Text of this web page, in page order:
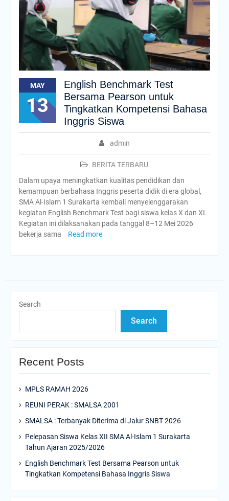
MAY
13
English Benchmark Test
Bersama Pearson untuk
Tingkatkan Kompetensi Bahasa
Inggris Siswa
admin
BERITA TERBARU
Dalam upaya meningkatkan kualitas pendidikan dan
kemampuan berbahasa Inggris peserta didik di era global,
SMA Al-Islam 1 Surakarta kembali menyelenggarakan
kegiatan English Benchmark Test bagi siswa kelas X dan XI.
Kegiatan ini dilaksanakan pada tanggal 8–12 Mei 2026
bekerja sama
Read more
Search
Search
Recent Posts
MPLS RAMAH 2026
REUNI PERAK : SMALSA 2001
SMALSA : Terbanyak Diterima di Jalur SNBT 2026
Pelepasan Siswa Kelas XII SMA Al-Islam 1 Surakarta
Tahun Ajaran 2025/2026
English Benchmark Test Bersama Pearson untuk
Tingkatkan Kompetensi Bahasa Inggris Siswa